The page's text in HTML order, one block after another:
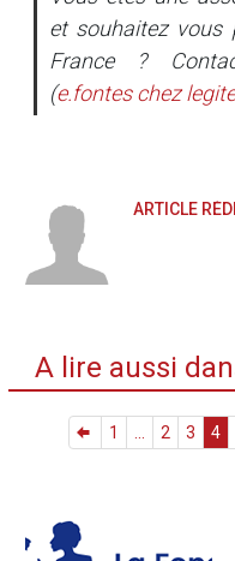
et souhaitez vous
France ?
(e.fonteschez
ARTICLE
A lire aussi
1 2 3 4